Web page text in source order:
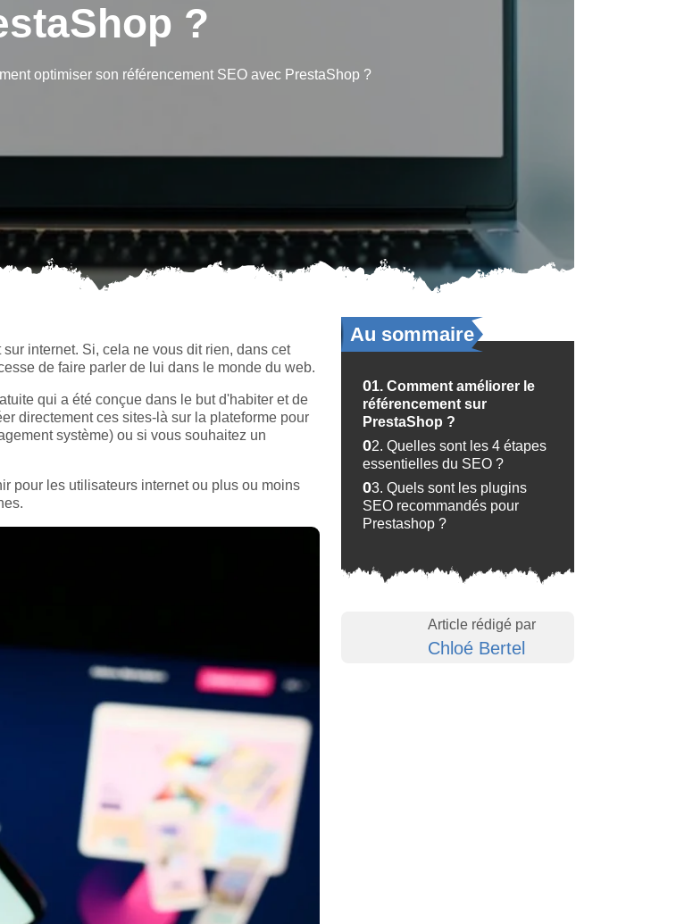
?
optimiser son référencement SEO avec PrestaShop ?
internet. Si, cela ne vous dit rien, dans cet
de faire parler de lui dans le monde du web.
qui a été conçue dans le but d'habiter et de
directement ces sites-là sur la plateforme pour
système) ou si vous souhaitez un
pour les utilisateurs internet ou plus ou moins
Au sommaire
01. Comment améliorer le
référencement sur
PrestaShop ?
02. Quelles sont les 4 étapes
essentielles du SEO ?
03. Quels sont les plugins
SEO recommandés pour
Prestashop ?
Article rédigé par
Chloé Bertel